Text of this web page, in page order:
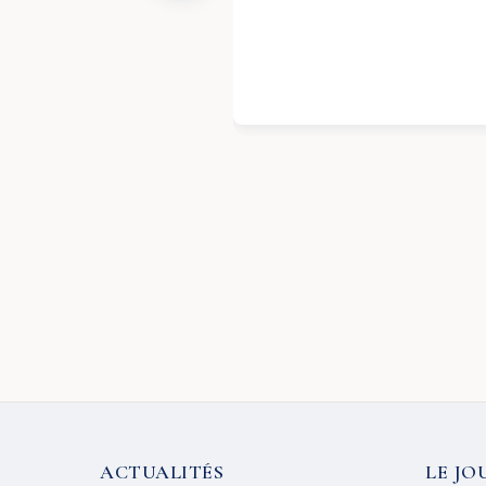
ACTUALITÉS LE